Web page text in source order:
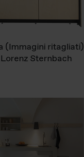
(Immagini ritagliati)
Sternbach